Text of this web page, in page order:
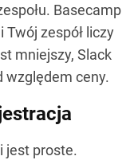
Basecamp
zespół liczy
mniejszy, Slack
względem ceny.
jest proste.